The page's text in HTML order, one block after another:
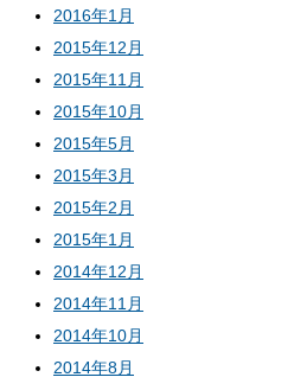
2016年1月
2015年12月
2015年11月
2015年10月
2015年5月
2015年3月
2015年2月
2015年1月
2014年12月
2014年11月
2014年10月
2014年8月